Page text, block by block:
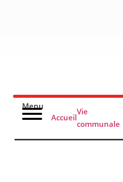
Menu
Accueil
Vie
communale